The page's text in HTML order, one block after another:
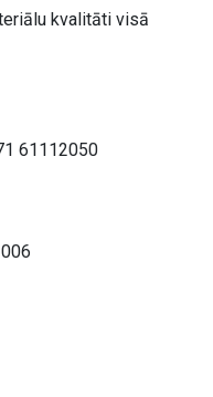
kvalitāti visā
61112050